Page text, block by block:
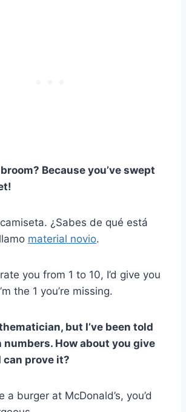
Because you’ve swept
¿Sabes de qué está
material novio.
you from 1 to 10, I’d give you
the 1 you’re missing.
but I’ve been told
numbers. How about you give
can prove it?
a burger at McDonald’s, you’d